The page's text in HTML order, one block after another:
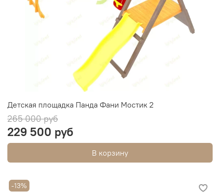
Детская площадка Панда Фани Мостик 2
265 000 руб
229 500 руб
В корзину
-13%